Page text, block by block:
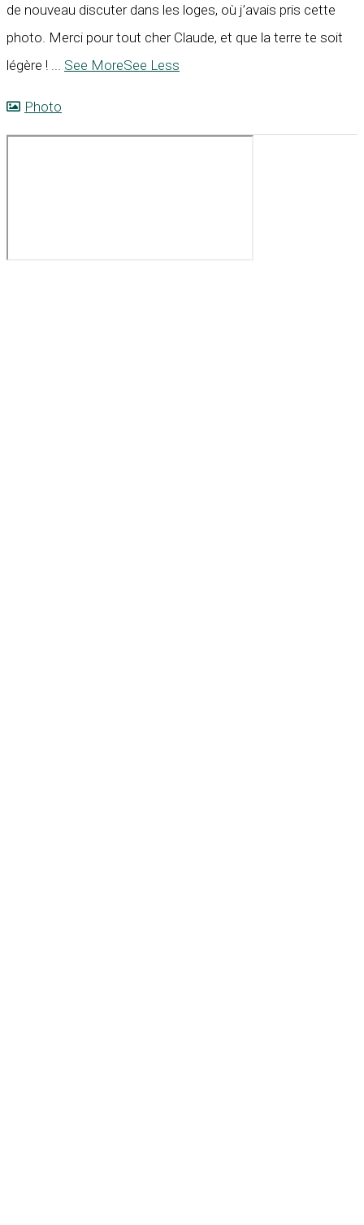
de nouveau discuter dans les loges, où j’avais pris cette
photo. Merci pour tout cher Claude, et que la terre te soit
légère !
See MoreSee Less
Photo